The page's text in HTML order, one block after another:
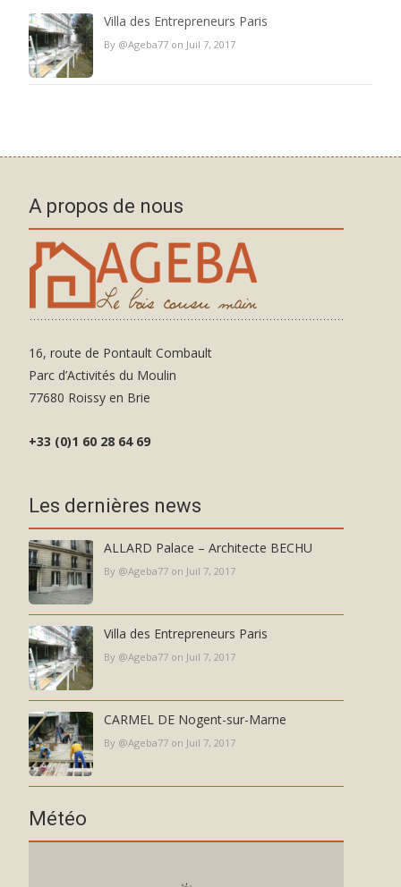
Villa des Entrepreneurs Paris
By @Ageba77 on Juil 7, 2017
A propos de nous
16, route de Pontault Combault
Parc d’Activités du Moulin
77680 Roissy en Brie
+33 (0)1 60 28 64 69
Les dernières news
ALLARD Palace – Architecte BECHU
By @Ageba77 on Juil 7, 2017
Villa des Entrepreneurs Paris
By @Ageba77 on Juil 7, 2017
CARMEL DE Nogent-sur-Marne
By @Ageba77 on Juil 7, 2017
Météo